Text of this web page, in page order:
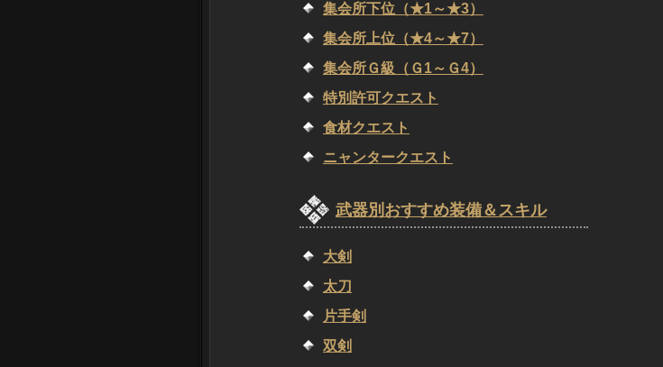
集会所下位（★1～★3）
集会所上位（★4～★7）
集会所Ｇ級（Ｇ1～Ｇ4）
特別許可クエスト
食材クエスト
ニャンタークエスト
武器別おすすめ装備＆スキル
大剣
太刀
片手剣
双剣